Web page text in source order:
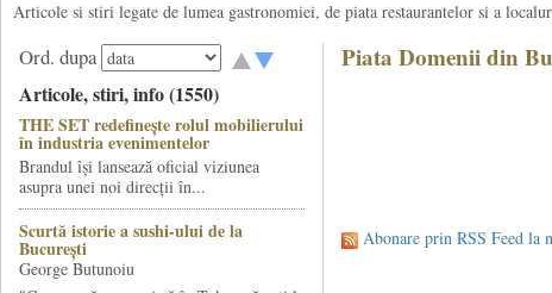
Articole si stiri legate de lumea gastronomiei, de piata restaurantelor si a
Ord. dupa
Articole, stiri, info (1550)
THE SET redefinește rolul mobilierului
în industria evenimentelor
Brandul își lansează oficial viziunea
asupra unei noi direcții în...
Scurtă istorie a sushi-ului de la
București
George Butunoiu
Piata Domenii din
Abonare prin RSS Feed la